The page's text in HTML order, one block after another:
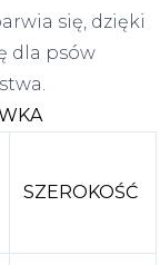
się, dzięki
dla psów
SZEROKOŚĆ